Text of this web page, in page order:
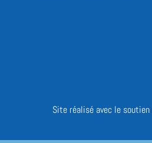
Site réalisé avec le soutien